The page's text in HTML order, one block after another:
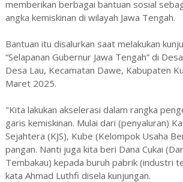
memberikan berbagai bantuan sosial
angka kemiskinan di wilayah Jawa Tengah.
Bantuan itu disalurkan saat melakukan
“Selapanan Gubernur Jawa Tengah” di
Desa Lau, Kecamatan Dawe, Kabupaten
Maret 2025.
"Kita lakukan akselerasi dalam rangka
garis kemiskinan. Mulai dari (penyaluran)
Sejahtera (KJS), Kube (Kelompok Usaha
pangan. Nanti juga kita beri Dana Cukai
Tembakau) kepada buruh pabrik (industri
kata Ahmad Luthfi disela kunjungan.